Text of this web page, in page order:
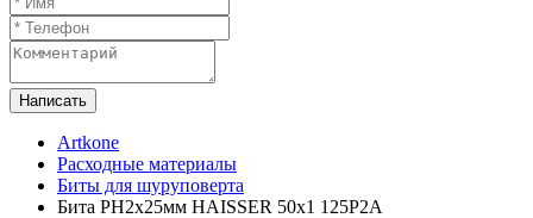
Написать
Artkone
Расходные материалы
Биты для шуруповерта
Бита PH2х25мм HAISSER 50х1 125P2A